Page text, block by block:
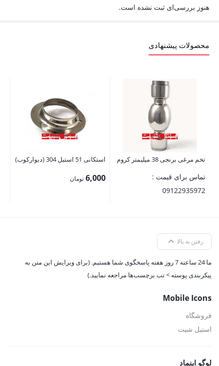
هنوز بررسی‌ای ثبت نشده است.
محصولات پیشنهادی
تخم مرغی برنجی 38 میلیمتر کروم
تماس برای قیمت :
09122935972
استکانی 51 استیل 304 (دیوارکوب)
6,000 تومان
رفتن به بالا
ما 24 ساعته 7 روز هفته پاسخگوی شما هستیم. (برای ویرایش این متن به
پیکربندی پوسته > تب برچسب‌ها مراجعه نمایید.)
Mobile Icons
فروشگاه
استیل شیت
لوگو اینماد